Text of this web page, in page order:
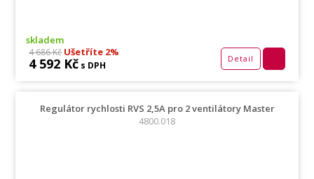
skladem
4 686 KčUšetříte 2%
4 592 Kč s DPH
Detail
Regulátor rychlosti RVS 2,5A pro 2 ventilátory Master
4800.018